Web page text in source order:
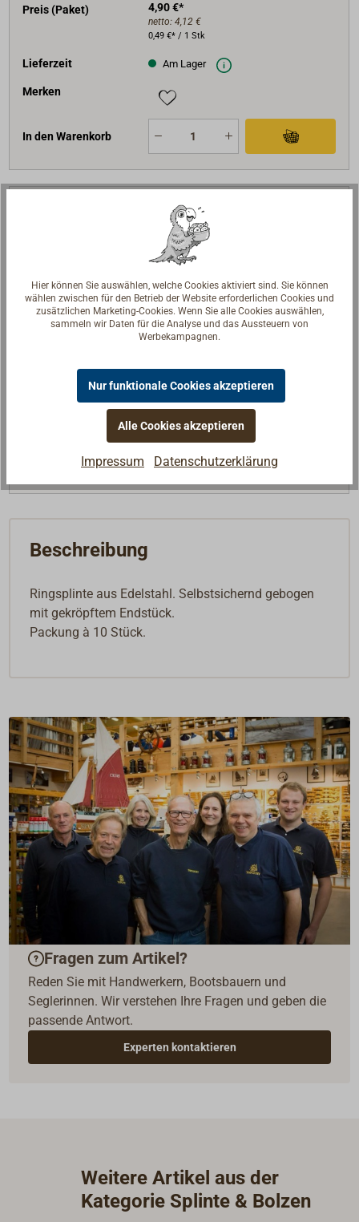
Preis (Paket) 4,90 €*
netto: 4,12 €
0,49 €* / 1 Stk
Lieferzeit Am Lager
Merken
In den Warenkorb
1591-025
Edelstahl
2,00
D (mm)
25
Stk / Packung
10
4,90 €*
4,12 €
Am Lager
In den Warenkorb
Beschreibung
Ringsplinte aus Edelstahl. Selbstsichernd gebogen
mit gekröpftem Endstück.
Packung à 10 Stück.
Fragen zum Artikel?
Reden Sie mit Handwerkern, Bootsbauern und
Seglerinnen. Wir verstehen Ihre Fragen und geben die
passende Antwort.
Experten kontaktieren
Weitere Artikel aus der
Kategorie Splinte & Bolzen
Hier können Sie auswählen, welche Cookies aktiviert sind. Sie können
wählen zwischen für den Betrieb der Website erforderlichen Cookies und
zusätzlichen Marketing-Cookies. Wenn Sie alle Cookies auswählen,
sammeln wir Daten für die Analyse und das Aussteuern von
Werbekampagnen.
Nur funktionale Cookies akzeptieren
Alle Cookies akzeptieren
Impressum Datenschutzerklärung